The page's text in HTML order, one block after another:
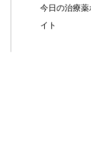
今日の治療
イト